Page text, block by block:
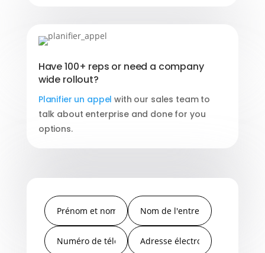
Have 100+ reps or need a company
wide rollout?
Planifier un appel with our sales team to
talk about enterprise and done for you
options.